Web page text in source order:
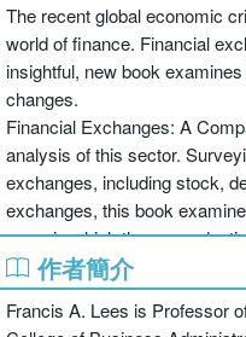
The recent global economic
world of finance. Financial
insightful, new book
changes.
Financial Exchanges: A
analysis of this sector.
exchanges, including stock,
exchanges, this book
ways in which they are
chapter on the dominance of
derivative exchanges in detail.
作者簡介
Francis A. Lees is Professor